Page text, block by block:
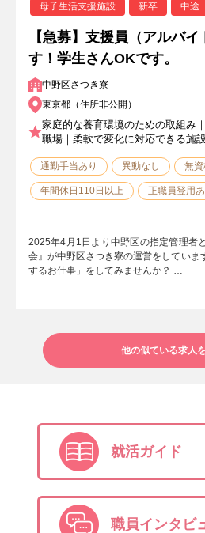
母子生活支援施設 新卒 中途
【急募】支援員（アルバ
す！学生さんOKです。
中野区さつき寮
東京都（住所非公開）
家庭的な養育環境のための取組み
職場｜柔軟で変化に対応できる施
通勤手当あり 異動なし 無
年間休日110日以上 正職員登用あ
2025年4月1日より中野区の指定管理者
会』が中野区さつき寮の運営をしていま
するお仕事」をしてみませんか？ …
他の似ている求人
就活ガイド
職員インタビ